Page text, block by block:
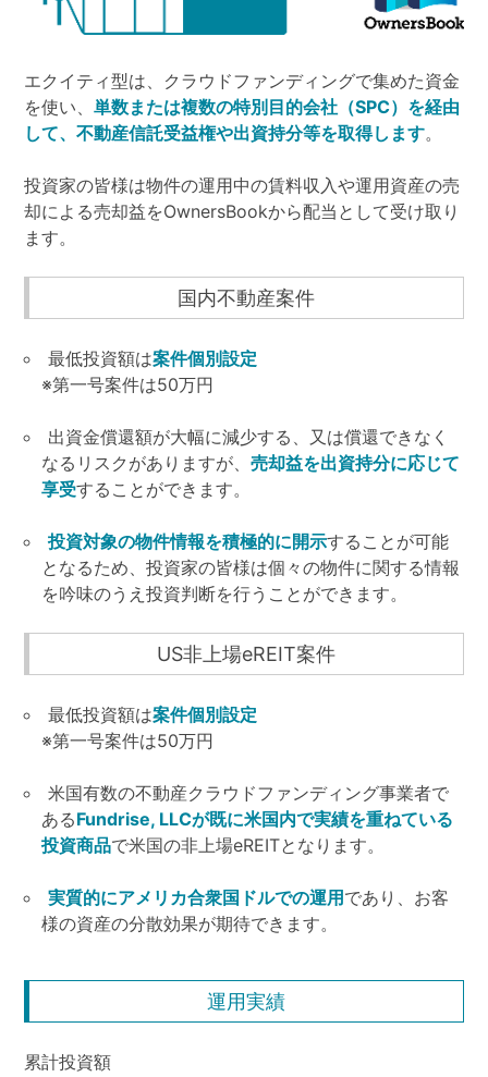
エクイティ型は、クラウドファンディングで集めた資金
を使い、単数または複数の特別目的会社（SPC）を経由
して、不動産信託受益権や出資持分等を取得します。
投資家の皆様は物件の運用中の賃料収入や運用資産の売
却による売却益をOwnersBookから配当として受け取り
ます。
国内不動産案件
最低投資額は案件個別設定
※第一号案件は50万円
出資金償還額が大幅に減少する、又は償還できなく
なるリスクがありますが、売却益を出資持分に応じて
享受することができます。
投資対象の物件情報を積極的に開示することが可能
となるため、投資家の皆様は個々の物件に関する情報
を吟味のうえ投資判断を行うことができます。
US非上場eREIT案件
最低投資額は案件個別設定
※第一号案件は50万円
米国有数の不動産クラウドファンディング事業者で
あるFundrise, LLCが既に米国内で実績を重ねている
投資商品で米国の非上場eREITとなります。
実質的にアメリカ合衆国ドルでの運用であり、お客
様の資産の分散効果が期待できます。
運用実績
累計投資額